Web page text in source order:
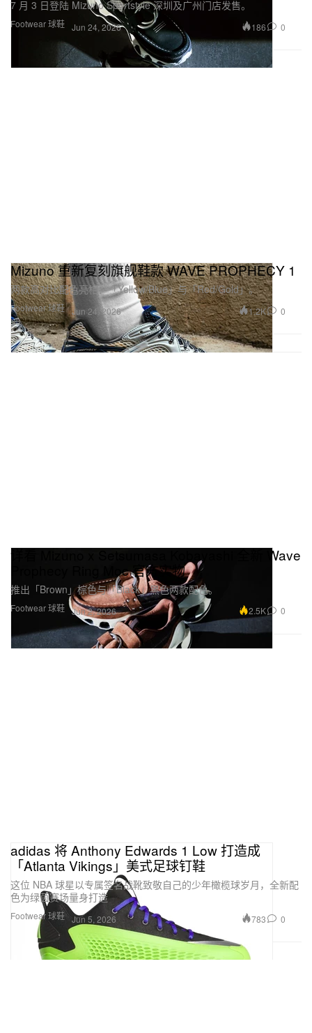
Footwear 球鞋
7 月 3 日登陆 Mizuno Sportstyle 深圳及广州门店发售。
Jun 24, 2026 186 0
Footwear 球鞋
Mizuno 重新复刻旗舰鞋款 WAVE PROPHECY 1
两款高对比配色亮相：「Yellow/Blue」与「Red/Gold」。
Jun 24, 2026 1.2K 0
Footwear 球鞋
详看 Mizuno x Setsumasa Kobayashi 全新 Wave
Prophecy Ring Moc 官方实物
推出「Brown」棕色与「Black」黑色两款配色。
Jun 2, 2026 2.5K 0
Footwear 球鞋
adidas 将 Anthony Edwards 1 Low 打造成
「Atlanta Vikings」美式足球钉鞋
这位 NBA 球星以专属签名战靴致敬自己的少年橄榄球岁月，全新配
色为绿茵赛场量身打造
Jun 5, 2026 783 0